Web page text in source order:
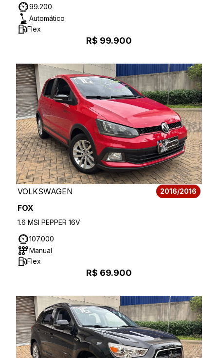
99.200
Automático
Flex
R$ 99.900
VOLKSWAGEN 2016/2016
FOX
1.6 MSI PEPPER 16V
107.000
Manual
Flex
R$ 69.900